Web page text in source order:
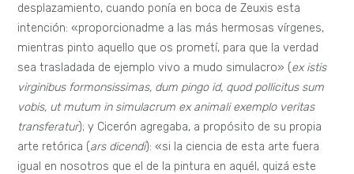
desplazamiento, cuando ponía en boca de Zeuxis esta
intención: «proporcionadme a las más hermosas vírgenes,
mientras pinto aquello que os prometí, para que la verdad
sea trasladada de ejemplo vivo a mudo simulacro» (ex istis
virginibus formonsissimas, dum pingo id, quod pollicitus sum
vobis, ut mutum in simulacrum ex animali exemplo veritas
transferatur); y Cicerón agregaba, a propósito de su propia
arte retórica (ars dicendi): «si la ciencia de esta arte fuera
igual en nosotros que el de la pintura en aquél, quizá este